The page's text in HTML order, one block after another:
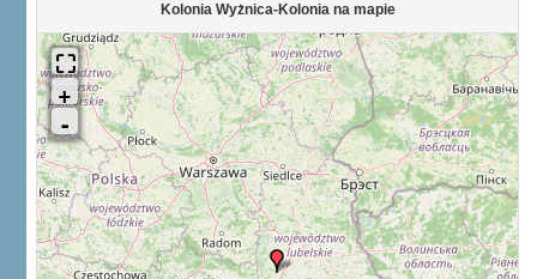
Kolonia Wyżnica-Kolonia na mapie